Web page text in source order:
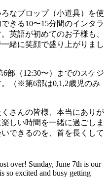
なプロップ（小道具）を使
きる10〜15分間のインタラ
英語が初めてのお子様も、
緒に笑顔で盛り上がりまし
部（12:30〜）までのスケジ
（※第6部は0,1,2歳児のみ
さんの皆様、本当にありが
しい時間を一緒に過ごしま
できるのを、首を長くして
over! Sunday, June 7th is our
so excited and busy getting